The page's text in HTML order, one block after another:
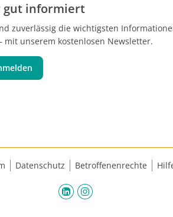
gut informiert
zuverlässig die wichtigsten
mit unserem kostenlosen Newsletter.
Datenschutz Betroffenenrechte